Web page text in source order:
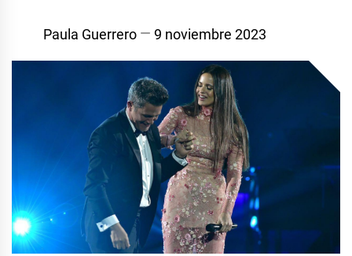
Paula Guerrero 9 noviembre 2023